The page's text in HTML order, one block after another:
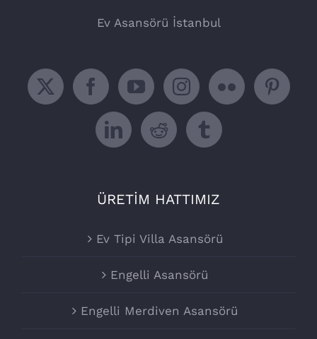
Ev Asansörü İstanbul
ÜRETİM HATTIMIZ
Ev Tipi Villa Asansörü
Engelli Asansörü
Engelli Merdiven Asansörü